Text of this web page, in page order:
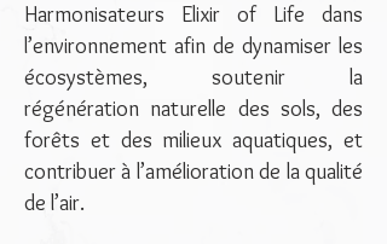
Harmonisateurs Elixir of Life dans
l’environnement afin de dynamiser les
écosystèmes, soutenir la
régénération naturelle des sols, des
forêts et des milieux aquatiques, et
contribuer à l’amélioration de la qualité
de l’air.